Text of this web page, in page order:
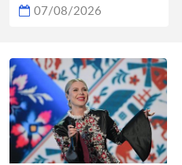
07/08/2026